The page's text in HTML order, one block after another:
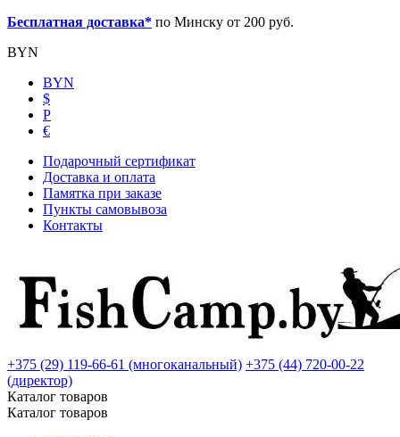
Бесплатная доставка* по Минску от 200 руб.
BYN
BYN
$
Р
€
Подарочный сертификат
Доставка и оплата
Памятка при заказе
Пункты самовывоза
Контакты
+375 (29) 119-66-61 (многоканальный) +375 (44) 720-00-22
(директор)
Каталог товаров
Каталог товаров